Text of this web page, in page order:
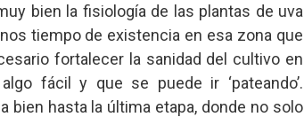
bien la fisiología de las plantas de uva
tiempo de existencia en esa zona que
fortalecer la sanidad del cultivo en
fácil y que se puede ir ‘pateando’.
bien hasta la última etapa, donde no solo